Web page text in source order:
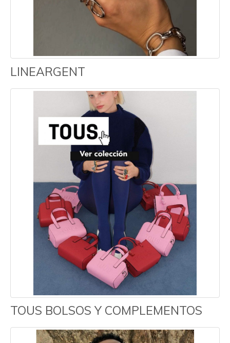
LINEARGENT
TOUS BOLSOS Y COMPLEMENTOS